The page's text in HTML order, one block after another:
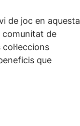
de joc en aquesta
comunitat de
que